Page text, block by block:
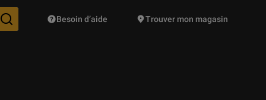
Des suggestions de produits vont vous être proposées
Besoin d’aide Trouver mon magasin